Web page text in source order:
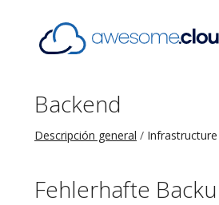
Backend
Descripción general Infrastructure
Fehlerhafte